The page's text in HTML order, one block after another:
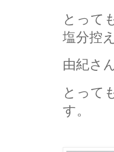
とって
塩分控
由紀さ
とって
す。